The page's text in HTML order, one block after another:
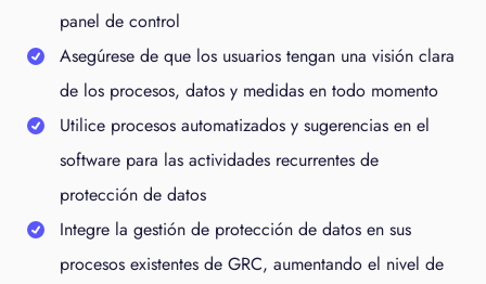
panel de control
Asegúrese de que los usuarios tengan una visión clara
de los procesos, datos y medidas en todo momento
Utilice procesos automatizados y sugerencias en el
software para las actividades recurrentes de
protección de datos
Integre la gestión de protección de datos en sus
procesos existentes de GRC, aumentando el nivel de